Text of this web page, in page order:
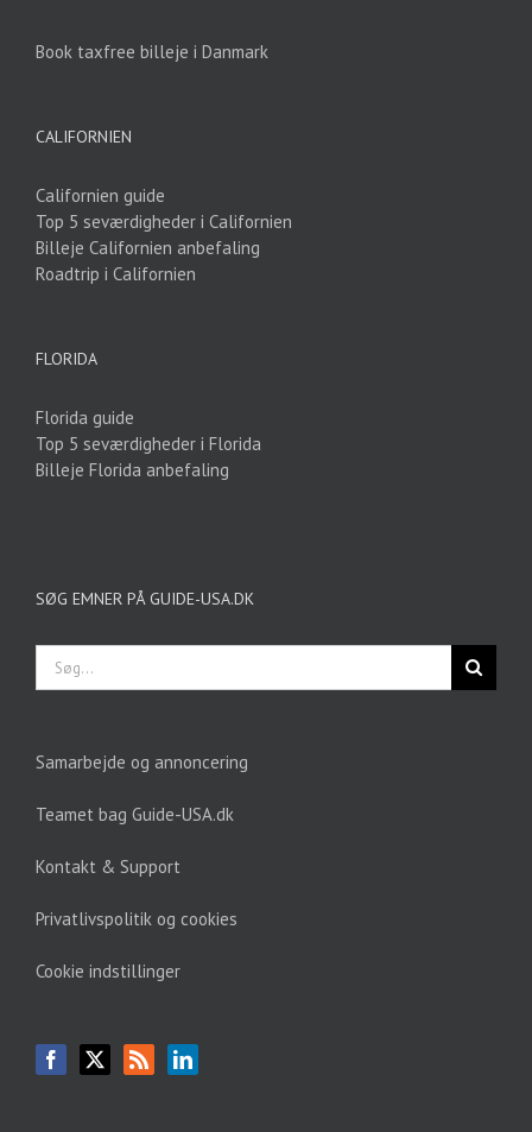
Book taxfree billeje i Danmark
CALIFORNIEN
Californien guide
Top 5 seværdigheder i Californien
Billeje Californien anbefaling
Roadtrip i Californien
FLORIDA
Florida guide
Top 5 seværdigheder i Florida
Billeje Florida anbefaling
SØG EMNER PÅ GUIDE-USA.DK
Søg
efter:
Samarbejde og annoncering
Teamet bag Guide-USA.dk
Kontakt & Support
Privatlivspolitik og cookies
Cookie indstillinger